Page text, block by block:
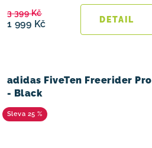
1 999 Kč
3 399 Kč
adidas FiveTen Freerider Pro
- Black
25 %